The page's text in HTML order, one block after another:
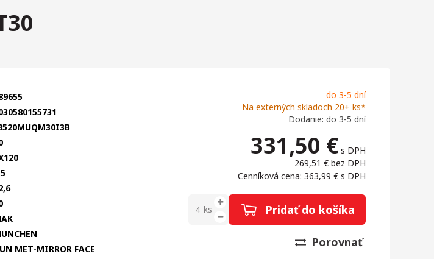
do 3-5 dní
Na externých skladoch 20+ ks*
Dodanie: do 3-5 dní
331,50 € s DPH
269,51 € bez DPH
Cenníková cena: 363,99 € s DPH
ks Pridať do košíka
Porovnať
MET-MIRROR FACE